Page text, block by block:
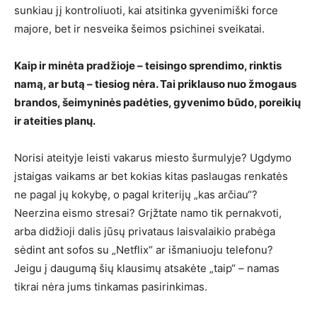
sunkiau jį kontroliuoti, kai atsitinka gyvenimiški force
majore, bet ir nesveika šeimos psichinei sveikatai.
Kaip ir minėta pradžioje – teisingo sprendimo, rinktis
namą, ar butą – tiesiog nėra. Tai priklauso nuo žmogaus
brandos, šeimyninės padėties, gyvenimo būdo, poreikių
ir ateities planų.
Norisi ateityje leisti vakarus miesto šurmulyje? Ugdymo
įstaigas vaikams ar bet kokias kitas paslaugas renkatės
ne pagal jų kokybę, o pagal kriterijų „kas arčiau“?
Neerzina eismo stresai? Grįžtate namo tik pernakvoti,
arba didžioji dalis jūsų privataus laisvalaikio prabėga
sėdint ant sofos su „Netflix“ ar išmaniuoju telefonu?
Jeigu į daugumą šių klausimų atsakėte „taip“ – namas
tikrai nėra jums tinkamas pasirinkimas.